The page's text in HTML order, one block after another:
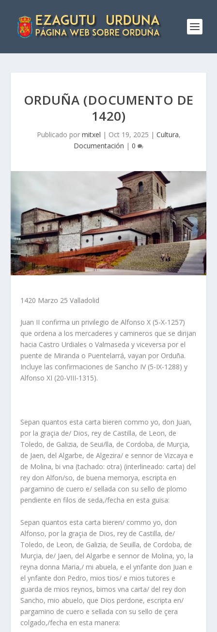
ORDUÑA (DOCUMENTO DE
1420)
Publicado por mitxel | Oct 19, 2025 | Cultura,
Documentación | 0
1420 Marzo 25 Valladolid
Juan II confirma un privilegio de Alfonso X (5-X-1257)
que ordena a los mercaderes y camineros que se dirijan
hacia Castro Urdiales o Valmaseda y viceversa por el
puente de Miranda o Puentelarrá, vayan por Orduña.
Incluye las confirmaciones de Sancho IV (5-IX-1288) y
Alfonso XI (20-VIII-1315).
Sepan quantos esta carta bieren commo yo, don Juan,
por la graçia de/ Dios, rey de Castilla, de Leon, de
Toledo, de Galizia, de Seui/lla, de Cordoba, de Murçia,
de Jaen, del Algarbe, de Algezira/ e sennor de Vizcaya e
de Molina, bi vna (tachado: otra) (interlineado: carta) del
rey don Alfon/so, de buena memorya, escripta en
pargamino de cuero e/ sellada con su sello de plomo
pendiente en filos de seda,/fecha en esta guisa:
Sepan quantos esta carta bieren/ commo yo, don
Alfonso, por la graçia de Dios, rey de Castilla, de/
Toledo, de Leon, de Galizia, de Seuilla, de Cordoba, de
Murçia, de/ Jaen, del Algarbe e sennor de Molina, yo, la
reyna donna Maria,/ mi abuela, e el ynfante don Juan e
el ynfante don Pedro, mios tios/ e mios tutores e
guarda de mios reynos, bimos vna carta/ del rey don
Sancho, mio abuelo, que Dios perdone, escripta en/
pargamino de cuero e sellada con su sello de çera
colgado,/fecha en esta manera: